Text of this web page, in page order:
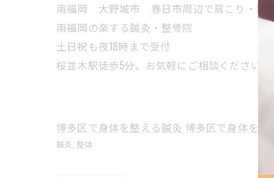
南福岡 大野城市 春日市周辺で肩こり・腰痛
南福岡の楽する鍼灸・整骨院
土日祝も夜18時まで受付
桜並木駅徒歩5分。お気軽にご相談ください。
博多区で身体を整える鍼灸 博多区で身体を整
鍼灸 整体